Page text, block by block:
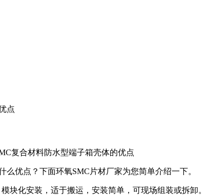
点
复合材料防水型端子箱壳体的优点
优点？下面环氧SMC片材厂家为您简单介绍一下。
块化安装，适于搬运，安装简单，可现场组装或拆卸。